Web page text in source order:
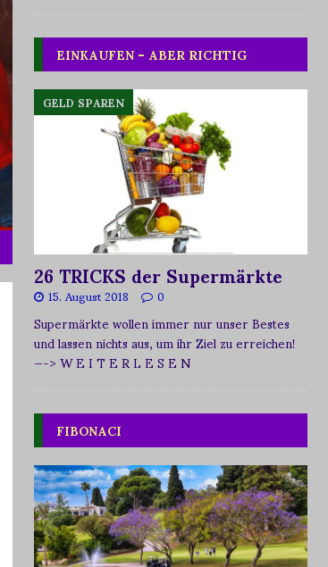
EINKAUFEN – ABER RICHTIG
GELD SPAREN
26 TRICKS der Supermärkte
15. August 2018 0
Supermärkte wollen immer nur unser Bestes
und lassen nichts aus, um ihr Ziel zu erreichen!
—-> W E I T E R L E S E N
FIBONACI